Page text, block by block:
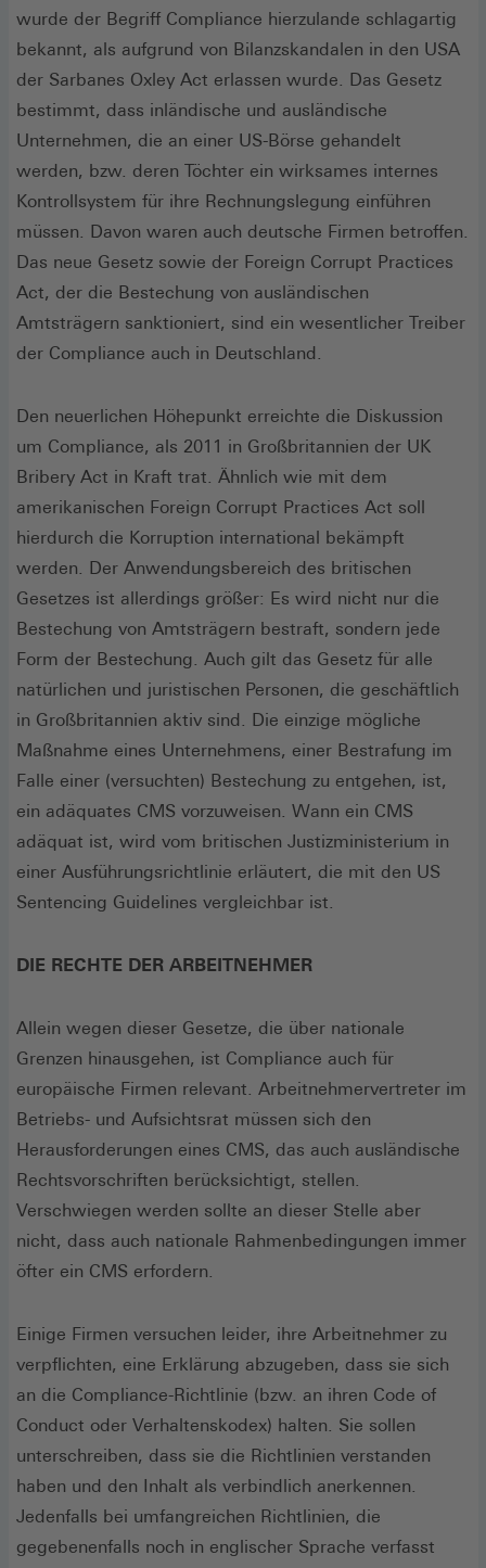
wurde der Begriff Compliance hierzulande schlagartig
bekannt, als aufgrund von Bilanzskandalen in den USA
der Sarbanes Oxley Act erlassen wurde. Das Gesetz
bestimmt, dass inländische und ausländische
Unternehmen, die an einer US-Börse gehandelt
werden, bzw. deren Töchter ein wirksames internes
Kontrollsystem für ihre Rechnungslegung einführen
müssen. Davon waren auch deutsche Firmen betroffen.
Das neue Gesetz sowie der Foreign Corrupt Practices
Act, der die Bestechung von ausländischen
Amtsträgern sanktioniert, sind ein wesentlicher Treiber
der Compliance auch in Deutschland.
Den neuerlichen Höhepunkt erreichte die Diskussion
um Compliance, als 2011 in Großbritannien der UK
Bribery Act in Kraft trat. Ähnlich wie mit dem
amerikanischen Foreign Corrupt Practices Act soll
hierdurch die Korruption international bekämpft
werden. Der Anwendungsbereich des britischen
Gesetzes ist allerdings größer: Es wird nicht nur die
Bestechung von Amtsträgern bestraft, sondern jede
Form der Bestechung. Auch gilt das Gesetz für alle
natürlichen und juristischen Personen, die geschäftlich
in Großbritannien aktiv sind. Die einzige mögliche
Maßnahme eines Unternehmens, einer Bestrafung im
Falle einer (versuchten) Bestechung zu entgehen, ist,
ein adäquates CMS vorzuweisen. Wann ein CMS
adäquat ist, wird vom britischen Justizministerium in
einer Ausführungsrichtlinie erläutert, die mit den US
Sentencing Guidelines vergleichbar ist.
DIE RECHTE DER ARBEITNEHMER
Allein wegen dieser Gesetze, die über nationale
Grenzen hinausgehen, ist Compliance auch für
europäische Firmen relevant. Arbeitnehmervertreter im
Betriebs- und Aufsichtsrat müssen sich den
Herausforderungen eines CMS, das auch ausländische
Rechtsvorschriften berücksichtigt, stellen.
Verschwiegen werden sollte an dieser Stelle aber
nicht, dass auch nationale Rahmenbedingungen immer
öfter ein CMS erfordern.
Einige Firmen versuchen leider, ihre Arbeitnehmer zu
verpflichten, eine Erklärung abzugeben, dass sie sich
an die Compliance-Richtlinie (bzw. an ihren Code of
Conduct oder Verhaltenskodex) halten. Sie sollen
unterschreiben, dass sie die Richtlinien verstanden
haben und den Inhalt als verbindlich anerkennen.
Jedenfalls bei umfangreichen Richtlinien, die
gegebenenfalls noch in englischer Sprache verfasst